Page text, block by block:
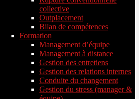
collective
Outplacement
Bilan de compétences
Formation
Management d’équipe
Management à distance
Gestion des entretiens
Gestion des relations internes
Conduite du changement
Gestion du stress (manager &